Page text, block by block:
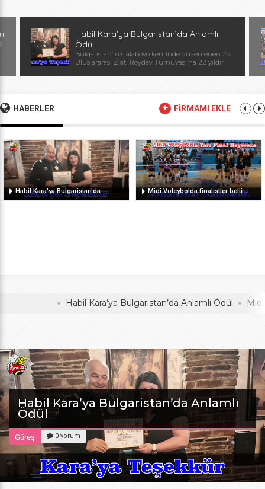
Habil Kara’ya Bulgaristan’da Anlamlı
Ödül
Bulgaristan’ın Galabovo kentinde düzenlenen 22.
Uluslararası Zlati Roydev Turnuvası’na 22 yıldır
Federasyonu Başkanı, Avrupa ve Dünya
Şampiyonu, olimpiyat ikincisi Stanka Zlateva
HABERLER FİRMAMI EKLE
Habil Kara’ya Bulgaristan’da Midi Voleybolda finalistler belli
Habil Kara’ya Bulgaristan’da Anlamlı Ödül Midi
Habil Kara’ya Bulgaristan’da Anlamlı
Ödül
Güreş 0 yorum